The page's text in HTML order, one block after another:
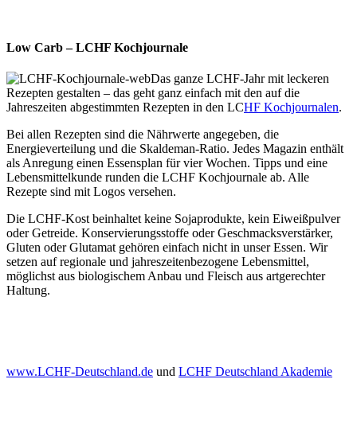
Low Carb – LCHF Kochjournale
Das ganze LCHF-Jahr mit leckeren
Rezepten gestalten – das geht ganz einfach mit den auf die
Jahreszeiten abgestimmten Rezepten in den LCHF Kochjournalen.
Bei allen Rezepten sind die Nährwerte angegeben, die
Energieverteilung und die Skaldeman-Ratio. Jedes Magazin enthält
als Anregung einen Essensplan für vier Wochen. Tipps und eine
Lebensmittelkunde runden die LCHF Kochjournale ab. Alle
Rezepte sind mit Logos versehen.
Die LCHF-Kost beinhaltet keine Sojaprodukte, kein Eiweißpulver
oder Getreide. Konservierungsstoffe oder Geschmacksverstärker,
Gluten oder Glutamat gehören einfach nicht in unser Essen. Wir
setzen auf regionale und jahreszeitenbezogene Lebensmittel,
möglichst aus biologischem Anbau und Fleisch aus artgerechter
Haltung.
www.LCHF-Deutschland.de und LCHF Deutschland Akademie